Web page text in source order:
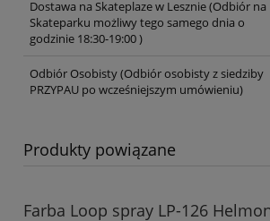
Dostawa na Skateplaze w Lesznie(Odbiór na
Skateparku możliwy tego samego dnia o
godzinie 18:30-19:00 )
Odbiór Osobisty(Odbiór osobisty z siedziby
PRZYPAU po wcześniejszym umówieniu)
Produkty powiązane
Farba Loop spray LP-126